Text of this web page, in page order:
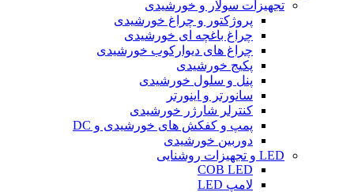
تجهیزات سولار و خورشیدی
پروژکتور و چراغ خورشیدی
چراغ باغچه ای خورشیدی
چراغ های دیوارکوب خورشیدی
پکیج خورشیدی
پنل و سلول خورشیدی
سانورتر و اینورتر
کنترلر شارژر خورشیدی
پمپ و کفکش های خورشیدی و DC
دوربین خورشیدی
LED و تجهیزات روشنایی
COB LED
لامپ LED